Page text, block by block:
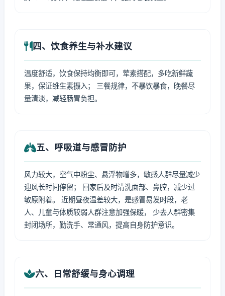
四、饮食养生与补水建议
温度舒适，饮食保持均衡即可，荤素搭配，多吃新鲜蔬
果，保证维生素摄入； 三餐规律，不暴饮暴食，晚餐尽
量清淡，减轻肠胃负担。
五、呼吸道与感冒防护
风力较大，空气中粉尘、悬浮物增多，敏感人群尽量减少
迎风长时间停留； 回家后及时清洗面部、鼻腔，减少过
敏原附着。 近期昼夜温差较大，是感冒易发时段，老
人、儿童与体质较弱人群注意加强保暖， 少去人群密集
封闭场所，勤洗手、常通风，提高自身防护意识。
六、日常舒缓与身心调理